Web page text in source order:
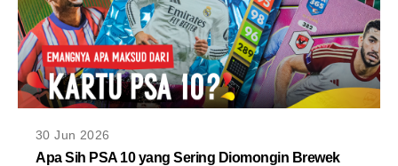
30 Jun 2026
Apa Sih PSA 10 yang Sering Diomongin Brewek